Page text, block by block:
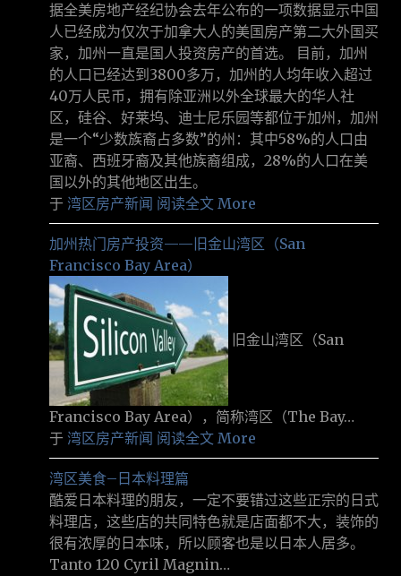
据全美房地产经纪协会去年公布的一项数据显示中国
人已经成为仅次于加拿大人的美国房产第二大外国买
家，加州一直是国人投资房产的首选。 目前，加州
的人口已经达到3800多万，加州的人均年收入超过
40万人民币，拥有除亚洲以外全球最大的华人社
区，硅谷、好莱坞、迪士尼乐园等都位于加州，加州
是一个“少数族裔占多数”的州：其中58%的人口由
亚裔、西班牙裔及其他族裔组成，28%的人口在美
国以外的其他地区出生。
于 湾区房产新闻 阅读全文 More
加州热门房产投资——旧金山湾区（San
Francisco Bay Area）
旧金山湾区（San
Francisco Bay Area），简称湾区（The Bay…
于 湾区房产新闻 阅读全文 More
湾区美食–日本料理篇
酷爱日本料理的朋友，一定不要错过这些正宗的日式
料理店，这些店的共同特色就是店面都不大，装饰的
很有浓厚的日本味，所以顾客也是以日本人居多。
Tanto 120 Cyril Magnin…